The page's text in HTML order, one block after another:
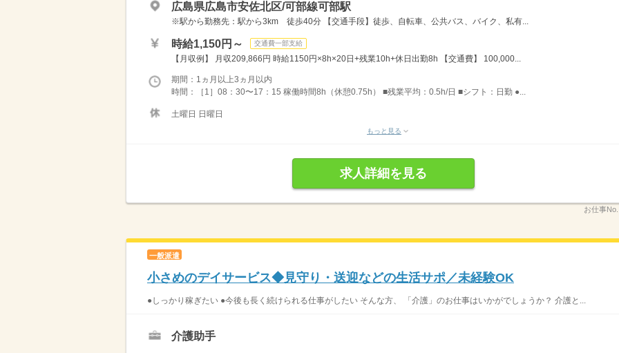
広島県広島市安佐北区/可部線可部駅
※駅から勤務先：駅から3km 徒歩40分 【交通手段】徒歩、自転車、公共バス、バイク、私有...
時給1,150円～ 交通費一部支給
【月収例】 月収209,866円 時給1150円×8h×20日+残業10h+休日出勤8h 【交通費】 100,000...
期間：1ヵ月以上3ヵ月以内
時間：［1］08：30〜17：15 稼働時間8h（休憩0.75h） ■残業平均：0.5h/日 ■シフト：日勤 ●...
土曜日 日曜日
もっと見る
求人詳細を見る
お仕事No.
一般派遣
小さめのデイサービス◆見守り・送迎などの生活サポ／未経験OK
●しっかり稼ぎたい ●今後も長く続けられる仕事がしたい そんな方、 「介護」のお仕事はいかがでしょうか？ 介護と...
介護助手